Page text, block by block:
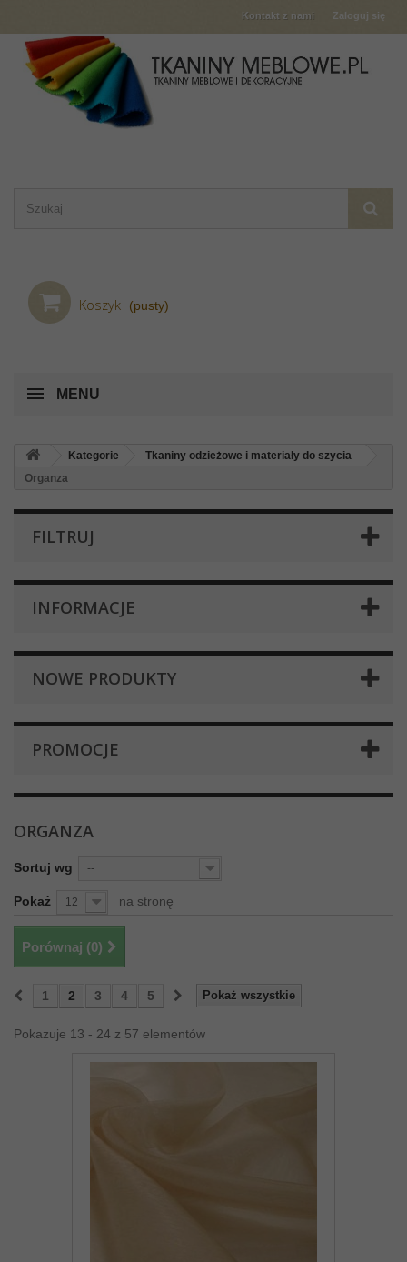
Zaloguj się
Kontakt z nami
Koszyk (pusty)
MENU
Kategorie
Tkaniny odzieżowe i materiały do szycia
Organza
FILTRUJ
INFORMACJE
NOWE PRODUKTY
PROMOCJE
ORGANZA
Sortuj wg --
Pokaż 12 na stronę
Porównaj (0)
Pokaż wszystkie
1 2 3 4 5
Pokazuje 13 - 24 z 57 elementów